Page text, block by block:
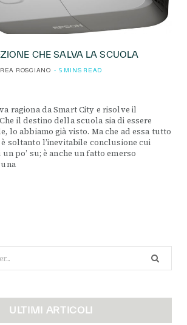
CHE SALVA LA SCUOLA
ROSCIANO 5 MINS READ
ragiona da Smart City e risolve il
il destino della scuola sia di essere
lo abbiamo già visto. Ma che ad essa tutto
soltanto l’inevitabile conclusione cui
po’ su; è anche un fatto emerso
ULTIMI ARTICOLI